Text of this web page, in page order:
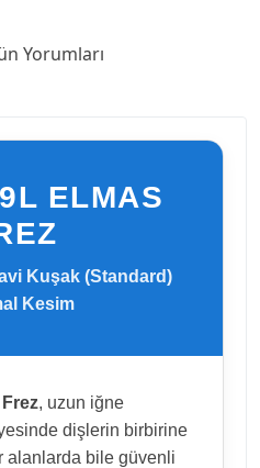
Yorumları
ELMAS
Kuşak (Standard)
Kesim
, uzun iğne
dişlerin birbirine
alanlarda bile güvenli